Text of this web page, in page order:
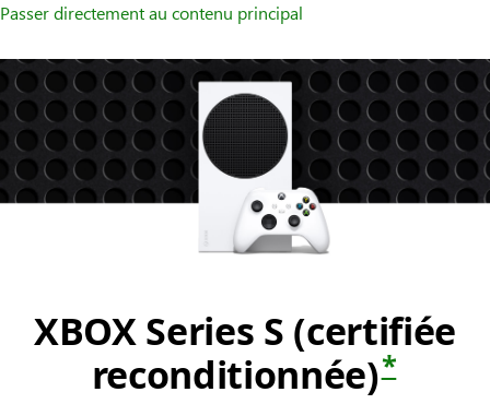
Passer directement au contenu principal
XBOX Series S (certifiée
reconditionnée)*